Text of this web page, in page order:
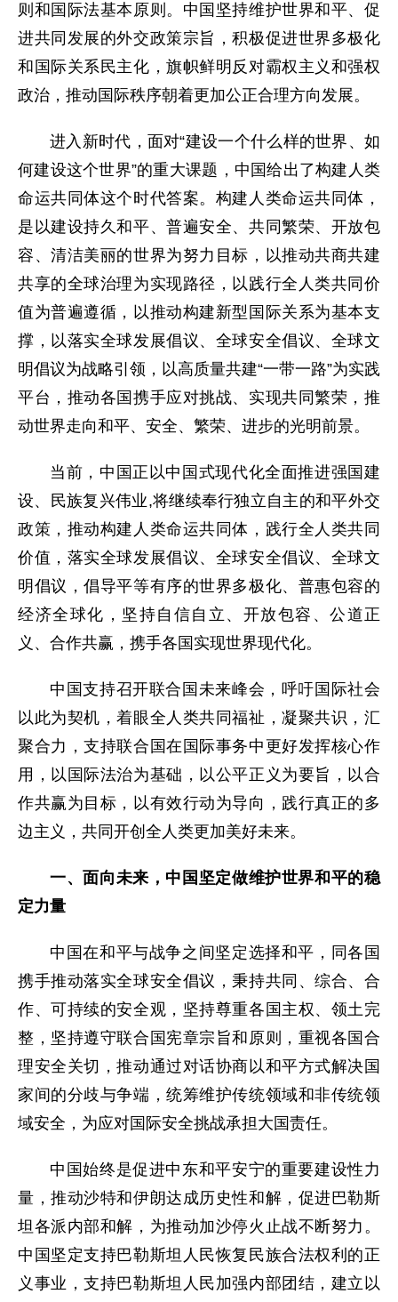
则和国际法基本原则。中国坚持维护世界和平、促
进共同发展的外交政策宗旨，积极促进世界多极化
和国际关系民主化，旗帜鲜明反对霸权主义和强权
政治，推动国际秩序朝着更加公正合理方向发展。
进入新时代，面对“建设一个什么样的世界、如
何建设这个世界”的重大课题，中国给出了构建人类
命运共同体这个时代答案。构建人类命运共同体，
是以建设持久和平、普遍安全、共同繁荣、开放包
容、清洁美丽的世界为努力目标，以推动共商共建
共享的全球治理为实现路径，以践行全人类共同价
值为普遍遵循，以推动构建新型国际关系为基本支
撑，以落实全球发展倡议、全球安全倡议、全球文
明倡议为战略引领，以高质量共建“一带一路”为实践
平台，推动各国携手应对挑战、实现共同繁荣，推
动世界走向和平、安全、繁荣、进步的光明前景。
当前，中国正以中国式现代化全面推进强国建
设、民族复兴伟业,将继续奉行独立自主的和平外交
政策，推动构建人类命运共同体，践行全人类共同
价值，落实全球发展倡议、全球安全倡议、全球文
明倡议，倡导平等有序的世界多极化、普惠包容的
经济全球化，坚持自信自立、开放包容、公道正
义、合作共赢，携手各国实现世界现代化。
中国支持召开联合国未来峰会，呼吁国际社会
以此为契机，着眼全人类共同福祉，凝聚共识，汇
聚合力，支持联合国在国际事务中更好发挥核心作
用，以国际法治为基础，以公平正义为要旨，以合
作共赢为目标，以有效行动为导向，践行真正的多
边主义，共同开创全人类更加美好未来。
一、面向未来，中国坚定做维护世界和平的稳
定力量
中国在和平与战争之间坚定选择和平，同各国
携手推动落实全球安全倡议，秉持共同、综合、合
作、可持续的安全观，坚持尊重各国主权、领土完
整，坚持遵守联合国宪章宗旨和原则，重视各国合
理安全关切，推动通过对话协商以和平方式解决国
家间的分歧与争端，统筹维护传统领域和非传统领
域安全，为应对国际安全挑战承担大国责任。
中国始终是促进中东和平安宁的重要建设性力
量，推动沙特和伊朗达成历史性和解，促进巴勒斯
坦各派内部和解，为推动加沙停火止战不断努力。
中国坚定支持巴勒斯坦人民恢复民族合法权利的正
义事业，支持巴勒斯坦人民加强内部团结，建立以